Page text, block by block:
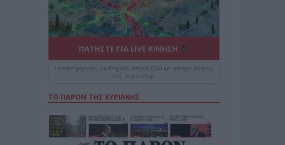
ΠΑΤΗΣΤΕ ΓΙΑ LIVE ΚΙΝΗΣΗ
Live ενημέρωση για Κηφισό, Αττική Οδό και κέντρο Αθήνας
από το paron.gr
ΤΟ ΠΑΡΟΝ ΤΗΣ ΚΥΡΙΑΚΗΣ